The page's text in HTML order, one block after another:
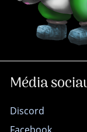
Média
Discord